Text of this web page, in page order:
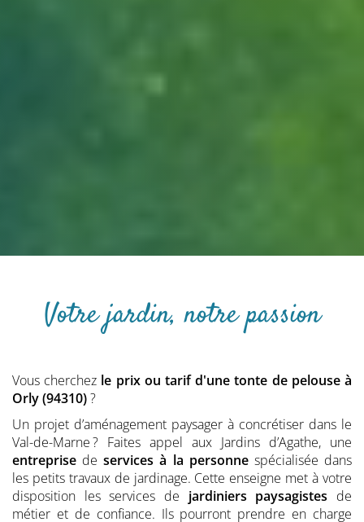
Votre jardin, notre passion
Vous cherchez le prix ou tarif d'une tonte de pelouse à
Orly (94310)?
Un projet d’aménagement paysager à concrétiser dans le
Val-de-Marne ? Faites appel aux Jardins d’Agathe, une
entreprise deservices à la personnespécialisée dans
les petits travaux de jardinage. Cette enseigne met à votre
disposition les services de jardiniers paysagistes de
métier et de confiance. Ils pourront prendre en charge